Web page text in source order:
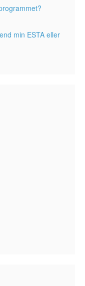
min ESTA eller